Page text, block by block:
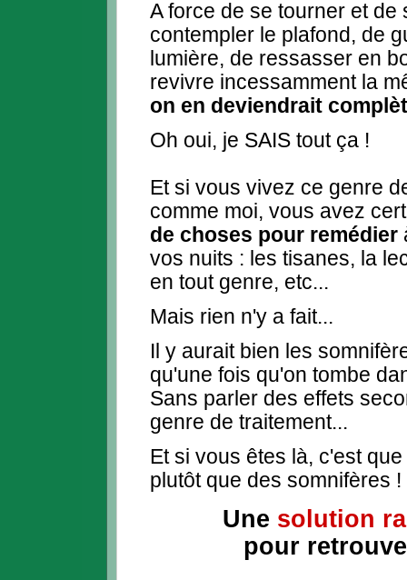
A force de se tourner et
contempler le plafond, de
lumière, de ressasser en
revivre incessamment la
on en deviendrait
Oh oui, je SAIS tout ça !
Et si vous vivez ce genre
comme moi, vous avez
de choses pour remédier
vos nuits : les tisanes, la
en tout genre, etc...
Mais rien n'y a fait...
Il y aurait bien les
qu'une fois qu'on tombe
Sans parler des effets
genre de traitement...
Et si vous êtes là, c'est
plutôt que des somnifères !
Une solution
pour